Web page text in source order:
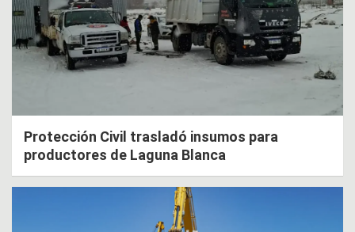
Protección Civil trasladó insumos para
productores de Laguna Blanca